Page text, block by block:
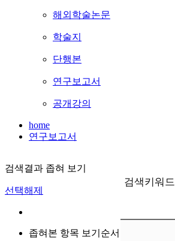
해외학술논문
학술지
단행본
연구보고서
공개강의
home
연구보고서
검색결과 좁혀 보기
선택해제
좁혀본 항목 보기순서
검색키워드